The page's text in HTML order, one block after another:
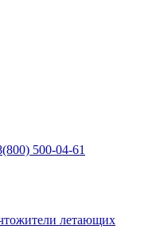
500-04-61
летающих